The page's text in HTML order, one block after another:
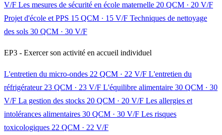
V/F Les mesures de sécurité en école maternelle 20 QCM · 20 V/F
Projet d'école et PPS 15 QCM · 15 V/F Techniques de nettoyage
des sols 30 QCM · 30 V/F
EP3 - Exercer son activité en accueil individuel
L'entretien du micro-ondes 22 QCM · 22 V/F L'entretien du
réfrigérateur 23 QCM · 23 V/F L'équilibre alimentaire 30 QCM · 30
V/F La gestion des stocks 20 QCM · 20 V/F Les allergies et
intolérances alimentaires 30 QCM · 30 V/F Les risques
toxicologiques 22 QCM · 22 V/F